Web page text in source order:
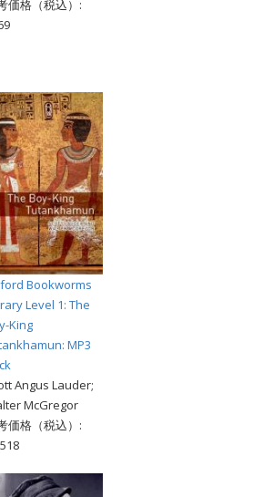
価格（税込）:
Bookworms
Level 1: The
King
MP3
Angus Lauder;
McGregor
価格（税込）: